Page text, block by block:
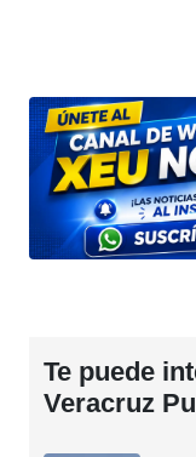
Te puede
Veracruz